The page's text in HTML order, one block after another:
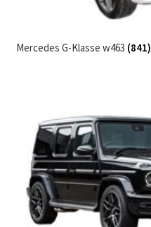
Mercedes G-Klasse w463 (841)